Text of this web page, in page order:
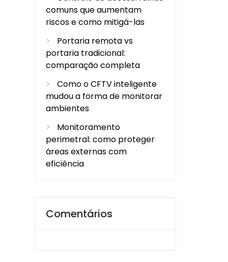
comuns que aumentam
riscos e como mitigá-las
Portaria remota vs
portaria tradicional:
comparação completa
Como o CFTV inteligente
mudou a forma de monitorar
ambientes
Monitoramento
perimetral: como proteger
áreas externas com
eficiência
Comentários